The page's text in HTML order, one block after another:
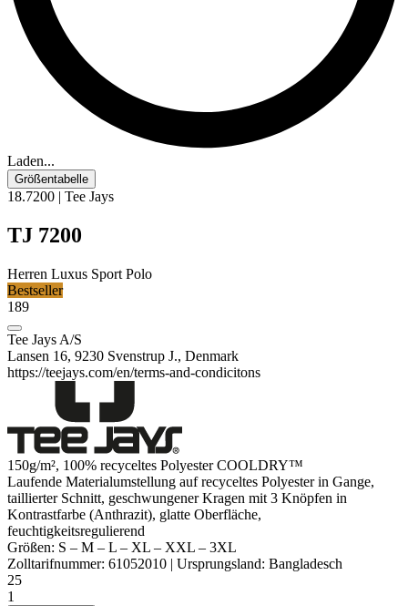
Laden...
Größentabelle
18.7200 | Tee Jays
TJ 7200
Herren Luxus Sport Polo
Bestseller
189
Tee Jays A/S
Lansen 16, 9230 Svenstrup J., Denmark
https://teejays.com/en/terms-and-condicitons
150g/m², 100% recyceltes Polyester COOLDRY™
Laufende Materialumstellung auf recyceltes Polyesterin Gange,
taillierter Schnitt, geschwungener Kragen mit 3 Knöpfen in
Kontrastfarbe (Anthrazit), glatte Oberfläche,
feuchtigkeitsregulierend
Größen: S – M – L – XL – XXL – 3XL
Zolltarifnummer: 61052010 | Ursprungsland: Bangladesch
25
1